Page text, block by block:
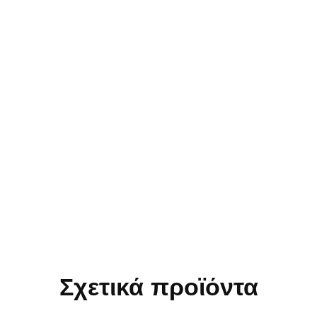
Σχετικά προϊόντα